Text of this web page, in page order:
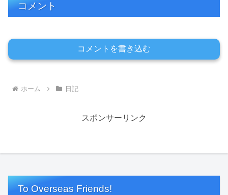
コメント
コメントを書き込む
ホーム 日記
スポンサーリンク
To Overseas Friends!